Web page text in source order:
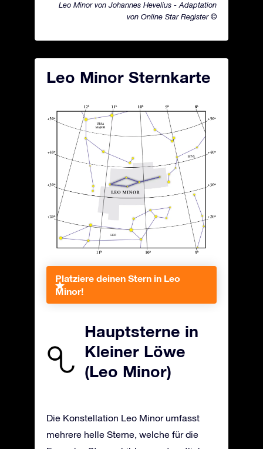
Leo Minor von Johannes Hevelius - Adaptation
von Online Star Register ©
Leo Minor Sternkarte
Platziere deinen Stern in Leo
Minor!
Hauptsterne in
Kleiner Löwe
(Leo Minor)
Die Konstellation Leo Minor umfasst
mehrere helle Sterne, welche für die